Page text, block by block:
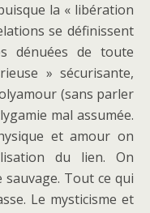
la « libération
se définissent
dénuées de toute
» sécurisante,
(sans parler
mal assumée.
et amour on
du lien. On
Tout ce qui
Le mysticisme et